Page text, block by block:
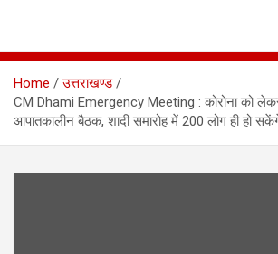
Home
उत्तराखण्ड
CM Dhami Emergency Meeting : कोरोना को
आपातकालीन बैठक, शादी समारोह में 200 लोग ही हो